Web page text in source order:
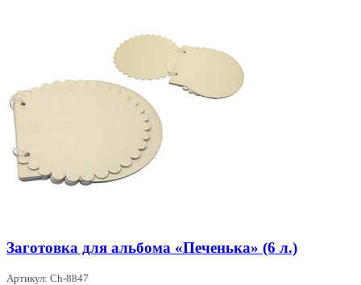
Заготовка для альбома «Печенька» (6 л.)
Артикул: Ch-8847